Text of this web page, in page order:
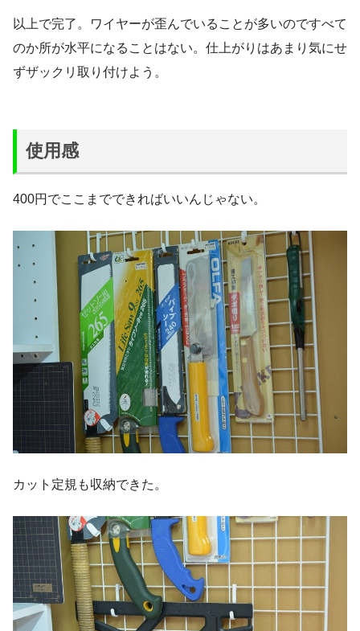
以上で完了。ワイヤーが歪んでいることが多いのですべて
のか所が水平になることはない。仕上がりはあまり気にせ
ずザックリ取り付けよう。
使用感
400円でここまでできればいいんじゃない。
カット定規も収納できた。